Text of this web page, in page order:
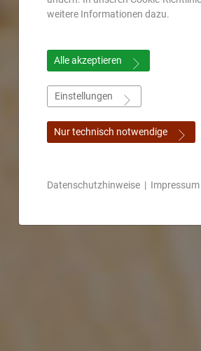
weitere Informationen dazu.
Alle akzeptieren
Einstellungen
Nur technisch notwendige
Datenschutzhinweise | Impressum